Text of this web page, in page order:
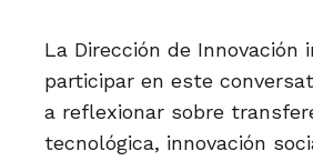
La Dirección de Innovación
participar en este
a reflexionar sobre
tecnológica, innovación